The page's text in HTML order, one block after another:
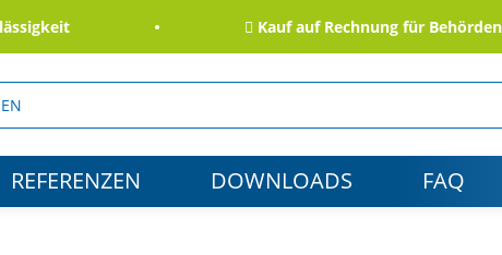
Kauf auf Rechnung für Behörden
REFERENZEN DOWNLOADS FAQ